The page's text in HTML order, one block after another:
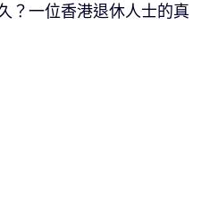
？一位香港退休人士的真